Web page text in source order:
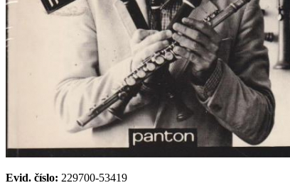
Evid. číslo: 229700-53419